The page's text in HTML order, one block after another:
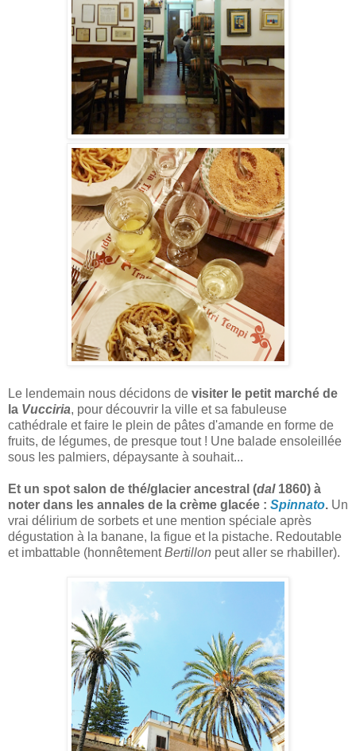
Le lendemain nous décidons de visiter le petit marché de
la Vucciria, pour découvrir la ville et sa fabuleuse
cathédrale et faire le plein de pâtes d'amande en forme de
fruits, de légumes, de presque tout ! Une balade ensoleillée
sous les palmiers, dépaysante à souhait...
Et un spot salon de thé/glacier ancestral (dal 1860) à
noter dans les annales de la crème glacée : Spinnato. Un
vrai délirium de sorbets et une mention spéciale après
dégustation à la banane, la figue et la pistache. Redoutable
et imbattable (honnêtementBertillon peut aller se rhabiller).